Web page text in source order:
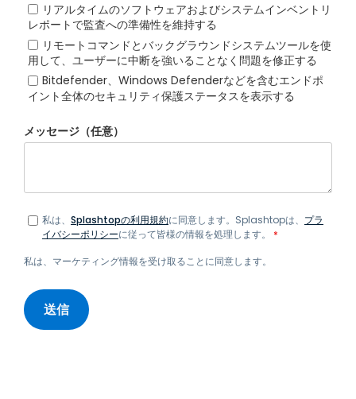
リアルタイムのソフトウェアおよびシステムインベントリ
レポートで監査への準備性を維持する
リモートコマンドとバックグラウンドシステムツールを使
用して、ユーザーに中断を強いることなく問題を修正する
Bitdefender、Windows Defenderなどを含むエンドポ
イント全体のセキュリティ保護ステータスを表示する
メッセージ（任意）
私は、 Splashtopの利用規約に同意します。Splashtopは、 プラ
イバシーポリシーに従って皆様の情報を処理します。
*
私は、マーケティング情報を受け取ることに同意します。